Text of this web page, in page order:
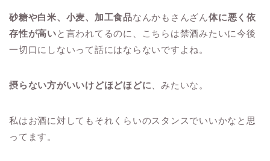
砂糖や白米、小麦、加工食品なんかもさんざん体に悪く依
存性が高いと言われてるのに、こちらは禁酒みたいに今後
一切口にしないって話にはならないですよね。
摂らない方がいいけどほどほどに 、みたいな。
私はお酒に対してもそれくらいのスタンスでいいかなと思
ってます。